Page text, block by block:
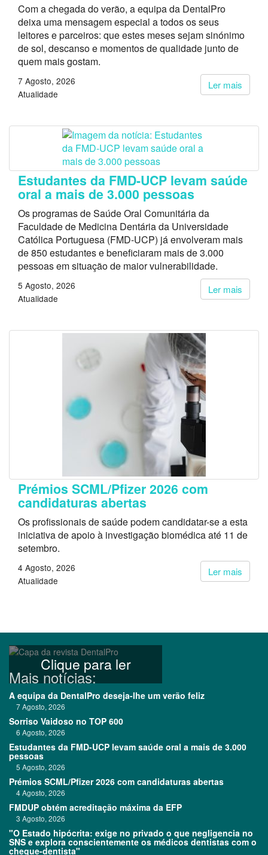
Com a chegada do verão, a equipa da DentalPro
deixa uma mensagem especial a todos os seus
leitores e parceiros: que estes meses sejam sinónimo
de sol, descanso e momentos de qualidade junto de
quem mais gostam.
Ler mais
7 Agosto, 2026
Atualidade
Estudantes da FMD-UCP levam saúde
oral a mais de 3.000 pessoas
Os programas de Saúde Oral Comunitária da
Faculdade de Medicina Dentária da Universidade
Católica Portuguesa (FMD-UCP) já envolveram mais
de 850 estudantes e beneficiaram mais de 3.000
pessoas em situação de maior vulnerabilidade.
Ler mais
5 Agosto, 2026
Atualidade
Prémios SCML/Pfizer 2026 com
candidaturas abertas
Os profissionais de saúde podem candidatar-se a esta
iniciativa de apoio à investigação biomédica até 11 de
setembro.
Ler mais
4 Agosto, 2026
Atualidade
Clique para ler
Mais notícias:
A equipa da DentalPro deseja-lhe um verão feliz
7 Agosto, 2026
Sorriso Vaidoso no TOP 600
6 Agosto, 2026
Estudantes da FMD-UCP levam saúde oral a mais de 3.000
pessoas
5 Agosto, 2026
Prémios SCML/Pfizer 2026 com candidaturas abertas
4 Agosto, 2026
FMDUP obtém acreditação máxima da EFP
3 Agosto, 2026
"O Estado hipócrita: exige no privado o que negligencia no
SNS e explora conscientemente os médicos dentistas com o
cheque-dentista"